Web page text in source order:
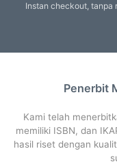
Instan checkout, tanpa
Penerbit
Kami telah
memiliki ISBN, dan
hasil riset dengan